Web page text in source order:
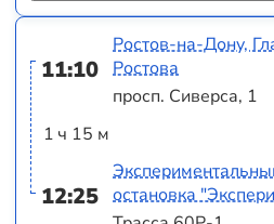
11:10
1 ч 15 м
12:25
Ростов-на-Дону,
Ростова
просп. Сиверса, 1
остановка